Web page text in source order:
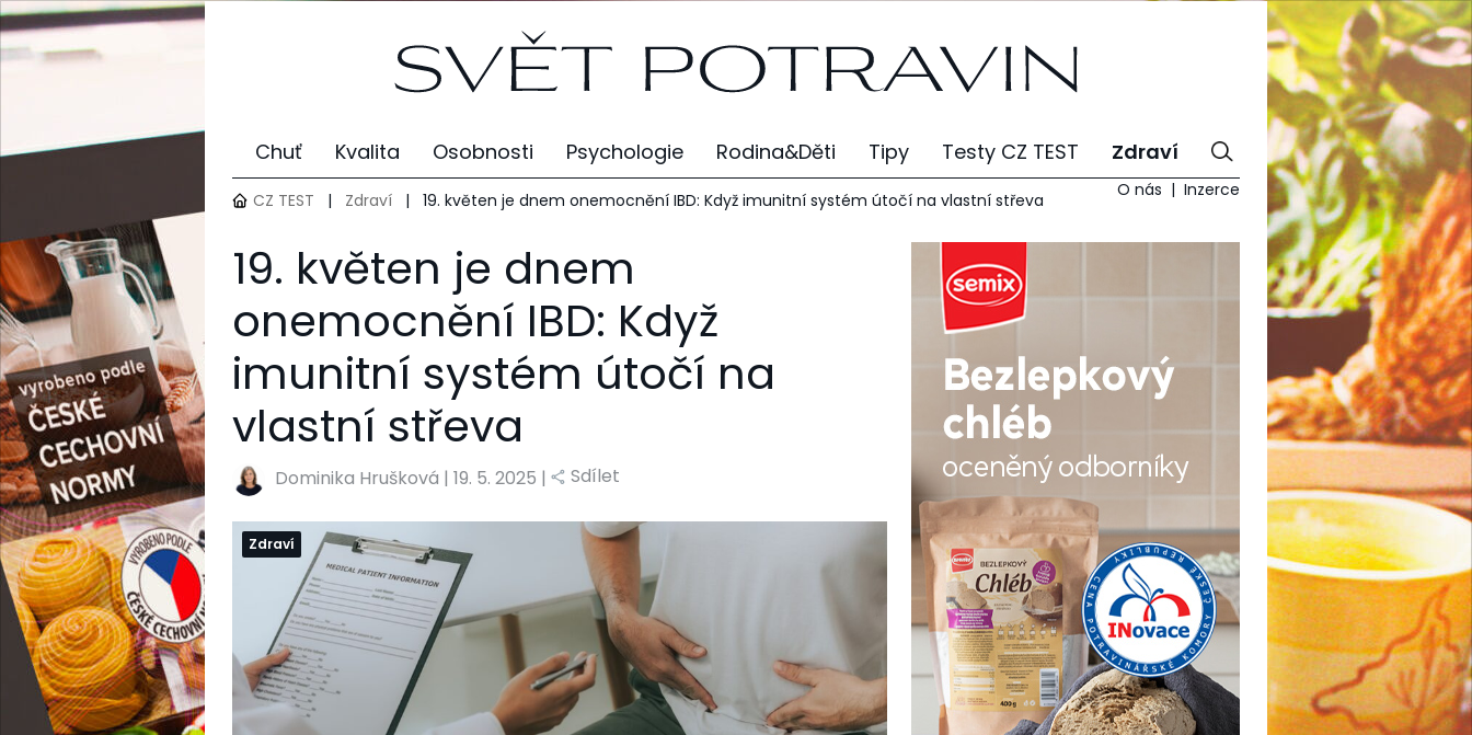
Chuť Kvalita Osobnosti Psychologie Rodina&Děti Tipy Testy CZ TEST Zdraví
CZ TEST | Zdraví | 19. květen je dnem onemocnění IBD: Když imunitní systém útočí na vlastní střeva O nás Inzerce
19. květen je dnem
onemocnění IBD: Když
imunitní systém útočí na
vlastní střeva
Dominika Hrušková | 19. 5. 2025 | Sdílet
Zdraví